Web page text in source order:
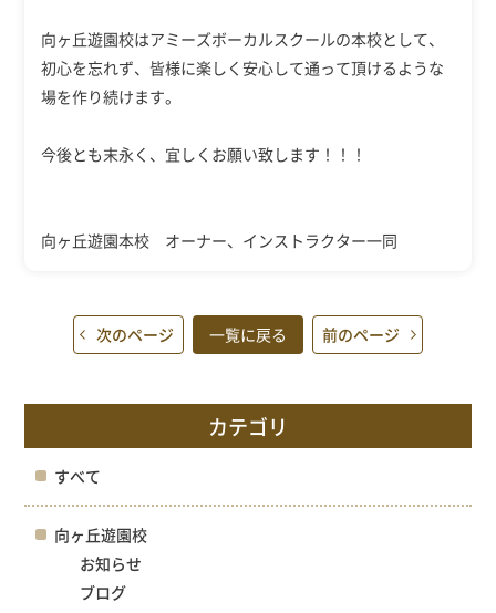
向ヶ丘遊園校はアミーズボーカルスクールの本校として、
初心を忘れず、皆様に楽しく安心して通って頂けるような
場を作り続けます。
今後とも末永く、宜しくお願い致します！！！
向ヶ丘遊園本校 オーナー、インストラクター一同
次のページ 一覧に戻る 前のページ
カテゴリ
すべて
向ヶ丘遊園校
お知らせ
ブログ